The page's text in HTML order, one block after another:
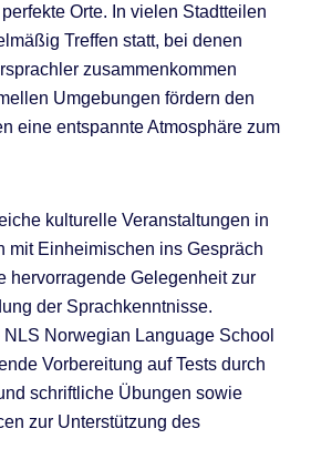
Orte. In vielen Stadtteilen
Treffen statt, bei denen
zusammenkommen
Umgebungen fördern den
eine entspannte Atmosphäre zum
kulturelle Veranstaltungen in
mit Einheimischen ins Gespräch
hervorragende Gelegenheit zur
der Sprachkenntnisse.
NLS Norwegian Language School
Vorbereitung auf Tests durch
schriftliche Übungen sowie
zur Unterstützung des